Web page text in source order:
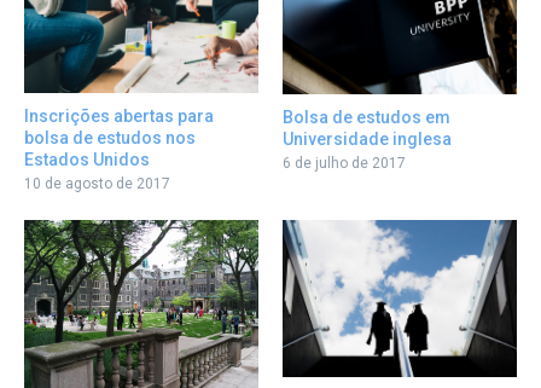
Inscrições abertas para
bolsa de estudos nos
Estados Unidos
10 de agosto de 2017
Bolsa de estudos em
Universidade inglesa
6 de julho de 2017